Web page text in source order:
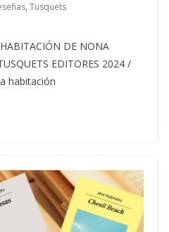
, Tusquets
HABITACIÓN DE NONA
EDITORES 2024 /
habitación